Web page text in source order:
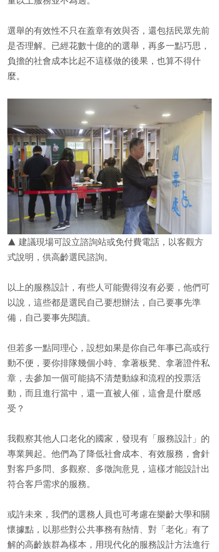
選舉的有效性不只在蓋章有效與否，還包括民眾先前
是否理解。已經花數十億的的選舉，再多一點巧思，
負擔的社會成本比起不這樣做的後果，也算不得什
麼。
▲ 建議現場可設立諮詢站或免付費電話，以客觀方
式說明，供高齡選民諮詢。
以上的服務設計，有些人可能覺得沒有必要，他們可
以說，這些都是選民自己要想辦法，自己要事先準
備，自己要事先閱讀。
但若多一點同理心，設想如果是你自己年事已高或行
動不便，要你排隊幾個小時、拿著板凳、拿著證件私
章，去參加一個可能搞不清楚動線和流程的投票活
動，而且進行當中，還一直被人催，這會是什麼感
受？
我觀察其他人口老化的國家，發現有「服務設計」的
專業興起。他們為了降低社會成本、有效服務，會針
對客戶多問、多觀察、多徵詢意見，這樣才能設計出
符合客戶需求的服務。
或許未來，我們的選務人員也可考慮在樂齡大學和關
懷據點，以那些對公共事務有熱情、對「老化」有了
解的高齡族群為樣本，用現代化的服務設計方法進行